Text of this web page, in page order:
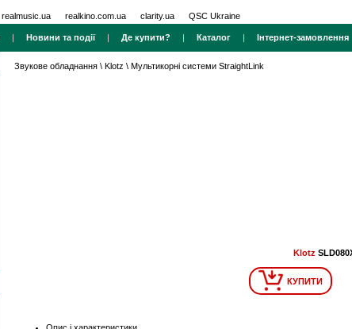
realmusic.ua realkino.com.ua clarity.ua QSC Ukraine
| Новини та події| Де купити? | Каталог | Інтернет-замовлення
Звукове обладнання \ Klotz \ Мультикорні системи StraightLink
Klotz
КУПИТИ